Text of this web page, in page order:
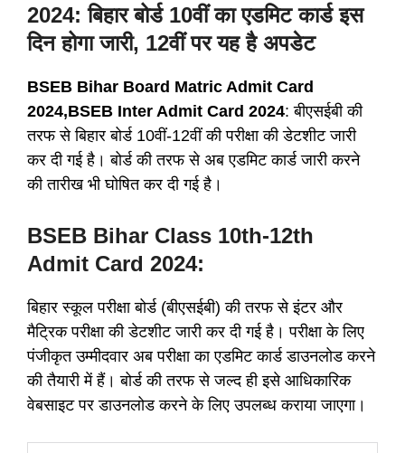
2024: बिहार बोर्ड 10वीं का एडमिट कार्ड इस
दिन होगा जारी, 12वीं पर यह है अपडेट
BSEB Bihar Board Matric Admit Card
2024,BSEB Inter Admit Card 2024: बीएसईबी की
तरफ से बिहार बोर्ड 10वीं-12वीं की परीक्षा की डेटशीट जारी
कर दी गई है। बोर्ड की तरफ से अब एडमिट कार्ड जारी करने
की तारीख भी घोषित कर दी गई है।
BSEB Bihar Class 10th-12th
Admit Card 2024:
बिहार स्कूल परीक्षा बोर्ड (बीएसईबी) की तरफ से इंटर और
मैट्रिक परीक्षा की डेटशीट जारी कर दी गई है। परीक्षा के लिए
पंजीकृत उम्मीदवार अब परीक्षा का एडमिट कार्ड डाउनलोड करने
की तैयारी में हैं। बोर्ड की तरफ से जल्द ही इसे आधिकारिक
वेबसाइट पर डाउनलोड करने के लिए उपलब्ध कराया जाएगा।